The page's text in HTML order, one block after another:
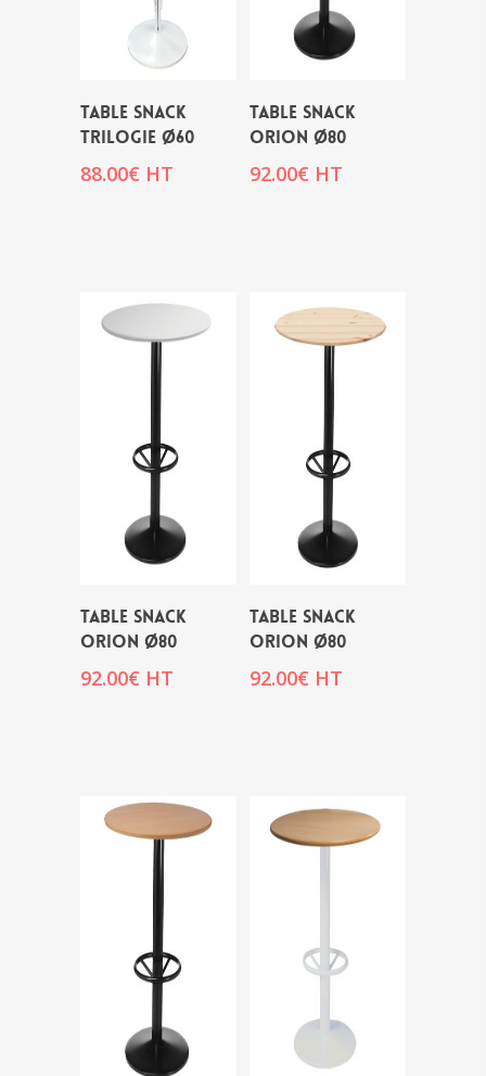
Table snack
TRILOGIE Ø60
88.00€ HT
Table snack
ORION Ø80
92.00€ HT
Table snack
ORION Ø80
92.00€ HT
Table snack
ORION Ø80
92.00€ HT